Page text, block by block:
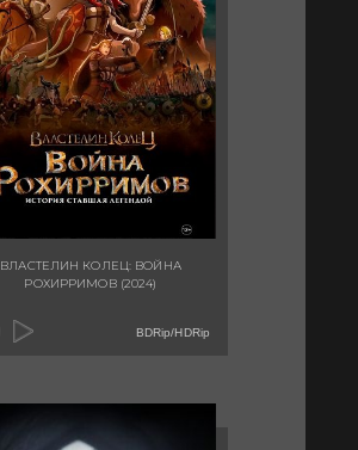
ВЛАСТЕЛИН КОЛЕЦ: ВОЙНА
РОХИРРИМОВ (2024)
BDRip/HDRip